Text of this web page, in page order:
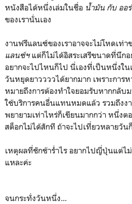
หนังสือได้หนึ่งเล่มในชื่อ น้ำมัน กับ ออ
ของเรานั่นเอง
งานฟรีแลนซ์ของเราอาจจะไม่โหดเท่า
แลนซ์ฯแต่ก็ไม่ได้อิสระเสรีขนาดที่นึกอ
อยากจะไปไหนก็ไป นี่เองที่เป็นหนึ่งใ
วันหยุดยาววววได้ยากมาก เพราะกา
หมายถึงการต้องทำใจยอมรับหากกลับ
ใช้บริการคนอื่นแทนหมดแล้ว รวมถึงง
พยายามเท่าไหร่ก็เขียนมากกว่า หนึ่ง
สต็อกไม่ได้สักที ถ้าจะไปเที่ยวหลายวั
เหตุผลที่ชักช้าร่ำไร อยากไปญี่ปุ่นแต่
แหละค่ะ
จนกระทั่งวันหนึ่ง...